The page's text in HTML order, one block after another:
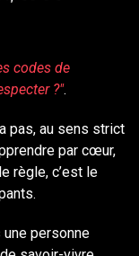
codes de
?".
pas, au sens strict
par cœur,
règle, c’est le
personne